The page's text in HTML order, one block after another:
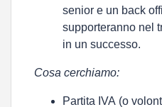
senior e un back
supporteranno nel
in un successo.
Cosa cerchiamo:
Partita IVA (o